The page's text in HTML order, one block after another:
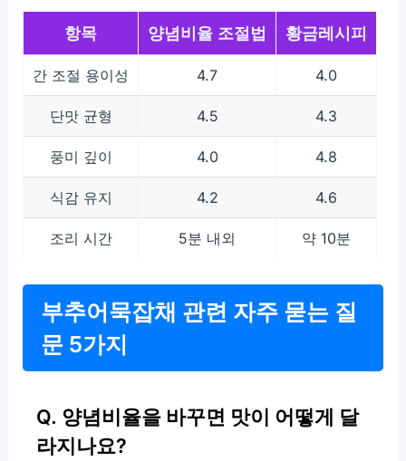
항목 양념비율 조절법 황금레시피
간 조절 용이성 4.7 4.0
단맛 균형 4.5 4.3
풍미 깊이 4.0 4.8
식감 유지 4.2 4.6
조리 시간 5분 내외 약 10분
부추어묵잡채 관련 자주 묻는 질
문 5가지
Q. 양념비율을 바꾸면 맛이 어떻게 달
라지나요?